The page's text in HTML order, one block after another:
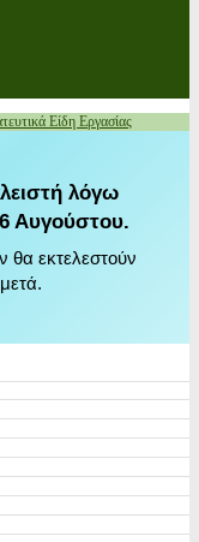
Είδη Εργασίας
λόγω
Αυγούστου.
θα εκτελεστούν